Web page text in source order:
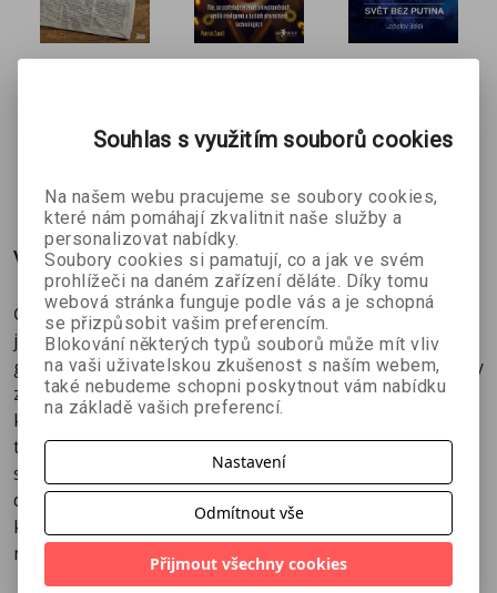
kde se o Honzu starají a který dostane celý výtěžek z
prodeje této knihy.
tam, kam se dostane jen málokdo!
planeta
světa
Více o knize
Černobylská zóna je nejen dějištěm nejhrozivější
jaderné nehody v dějinách, ale také prostorem s
geniálně zakonzervovanou historií. Do centra katastrofy
z roku 1986 není vůbec lehké se dostat. Přesto se parta
kamarádů rozhodla splnit sen jednomu z nich a nebylo
to zrovna snadné. Honza Dušek trpí roztroušenou
sklerózou a je upoután na invalidní vozík. Přesto
dokázali zdolat náročnou cestu na Ukrajinu, ujít desítky
kilometrů pěšky a k tomu vystoupat (alespoň někteří)
na Hoverlu – nejvyšší horu Ukrajiny (2061 m n. m.).
Souhlas s využitím souborů cookies
Na našem webu pracujeme se soubory cookies,
které nám pomáhají zkvalitnit naše služby a
personalizovat nabídky.
Soubory cookies si pamatují, co a jak ve svém
prohlížeči na daném zařízení děláte. Díky tomu
webová stránka funguje podle vás a je schopná
se přizpůsobit vašim preferencím.
Blokování některých typů souborů může mít vliv
na vaši uživatelskou zkušenost s naším webem,
také nebudeme schopni poskytnout vám nabídku
na základě vašich preferencí.
Nastavení
Odmítnout vše
Přijmout všechny cookies